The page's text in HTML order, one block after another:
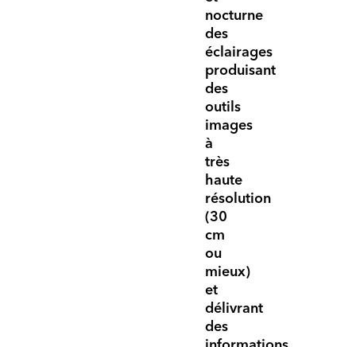
nocturne
des
éclairages
produisant
des
outils
images
à
très
haute
résolution
(30
cm
ou
mieux)
et
délivrant
des